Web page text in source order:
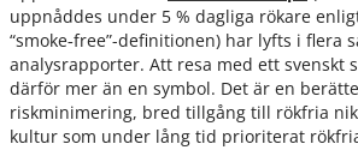
uppnåddes under 5 % dagliga rökare
“smoke‑free”-definitionen) har lyfts i flera
analysrapporter. Att resa med ett svenskt
därför mer än en symbol. Det är en
riskminimering, bred tillgång till rökfria
kultur som under lång tid prioriterat